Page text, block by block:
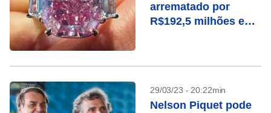
arrematado por
R$192,5 milhões em
29/03/23 - 20:22min
Nelson Piquet pode